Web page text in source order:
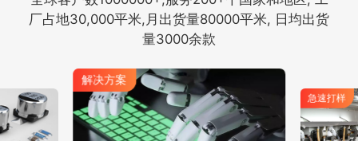
厂占地30,000平米,月出货量80000平米, 日均出货
量3000余款
解决方案
急速打样